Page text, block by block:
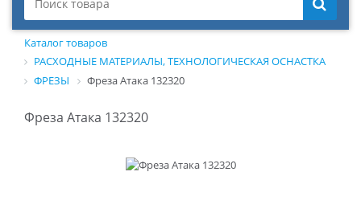
Каталог товаров
РАСХОДНЫЕ МАТЕРИАЛЫ, ТЕХНОЛОГИЧЕСКАЯ ОСНАСТКА
ФРЕЗЫ
Фреза Атака 132320
Фреза Атака 132320